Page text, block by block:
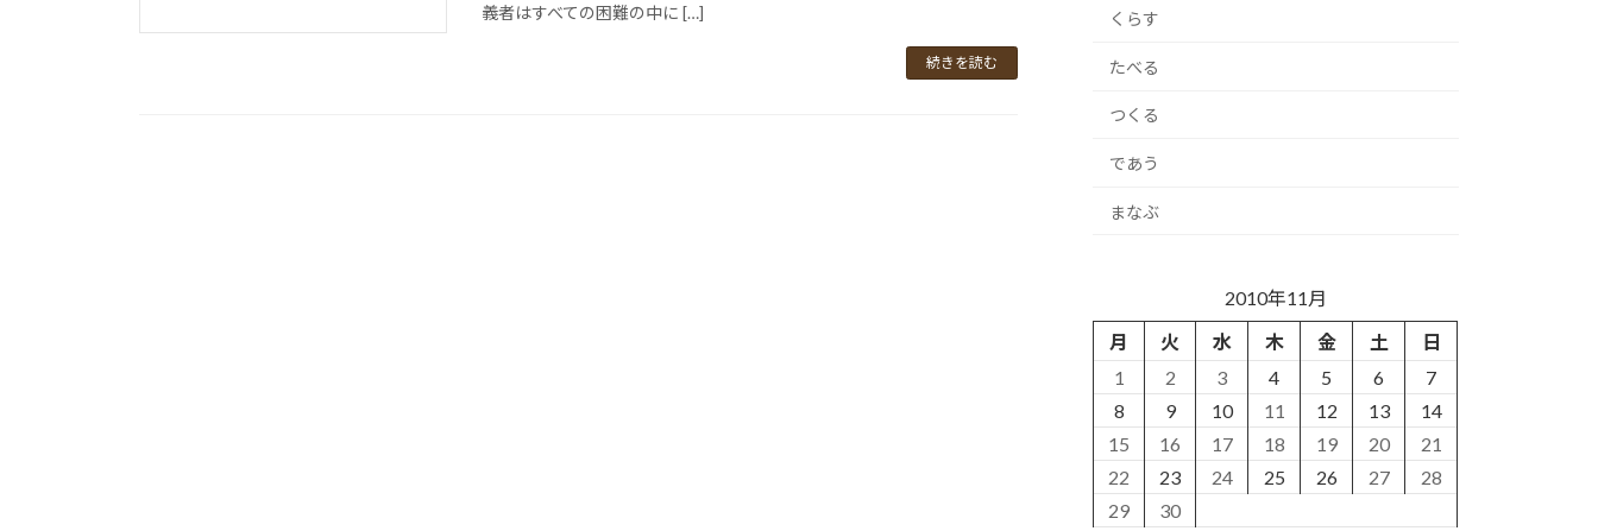
義者はすべての困難の中に […]
続きを読む
くらす
たべる
つくる
であう
まなぶ
2010年11月
月
火 水 木 金 土
日
1
2 3 4 5 6
7
8
9 10 11 12 13
14
15
16 17 18 19 20
21
22
23 24 25 26 27
28
29
30